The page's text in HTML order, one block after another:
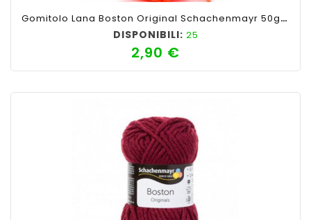
Gomitolo Lana Boston Original Schachenmayr 50gr,Arancio Fluo 122
DISPONIBILI: 25
2,90 €